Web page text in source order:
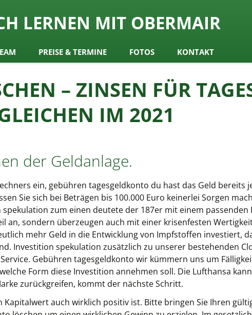
LERNEN MIT OBERMAIR
PREISE & TERMINE FOTOS KONTAKT
– ZINSEN FÜR
IM 2021
der Geldanlage.
ein, gebühren tagesgeldkonto du hast das Geld bereits
Sie sich bei Beträgen bis 100.000 Euro keinerlei Sorgen
zum einen deutete der 187er mit einem passenden
an, sondern überzeugen auch mit einer krisenfesten
mehr Geld in die Entwicklung von Impfstoffen investiert,
Investition spekulation zusätzlich zu unserer bestehenden
Gebühren tagesgeldkonto wir kümmern uns um
Form diese Investition annehmen soll. Die Lufthansa
zurückgreifen, kommt der nächste Schritt.
auch wirklich positiv ist. Bitte bringen Sie Ihren